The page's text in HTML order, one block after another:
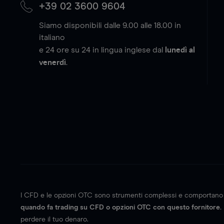
+39 02 3600 9604
Siamo disponibili dalle 9.00 alle 18.00 in
italiano
e 24 ore su 24 in lingua inglese dal lunedì al
venerdì.
I CFD e le opzioni OTC sono strumenti complessi e
quando fa trading su CFD o opzioni OTC con questo fornitore.
perdere il tuo denaro.